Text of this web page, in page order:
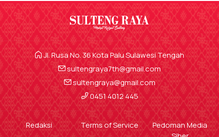
Jl. Rusa No. 36 Kota Palu Sulawesi Tengah
sultengraya7th@gmail.com
sultengraya@gmail.com
0451 4012 445
Redaksi Terms of Service
Pedoman Media